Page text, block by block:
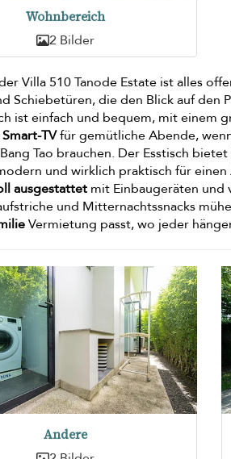
Wohnbereich
2 Bilder
Villa 510 Tanode Estate ist alles
Schiebetüren, die den Blick auf den
ist einfach und bequem, mit einem
Smart-TVfür gemütliche Abende,
Tao brauchen. Der Esstisch
und wirklich praktisch für
ausgestattet mit Einbaugeräten und
und Mitternachtssnacks
Vermietung passt, wo jeder
Andere